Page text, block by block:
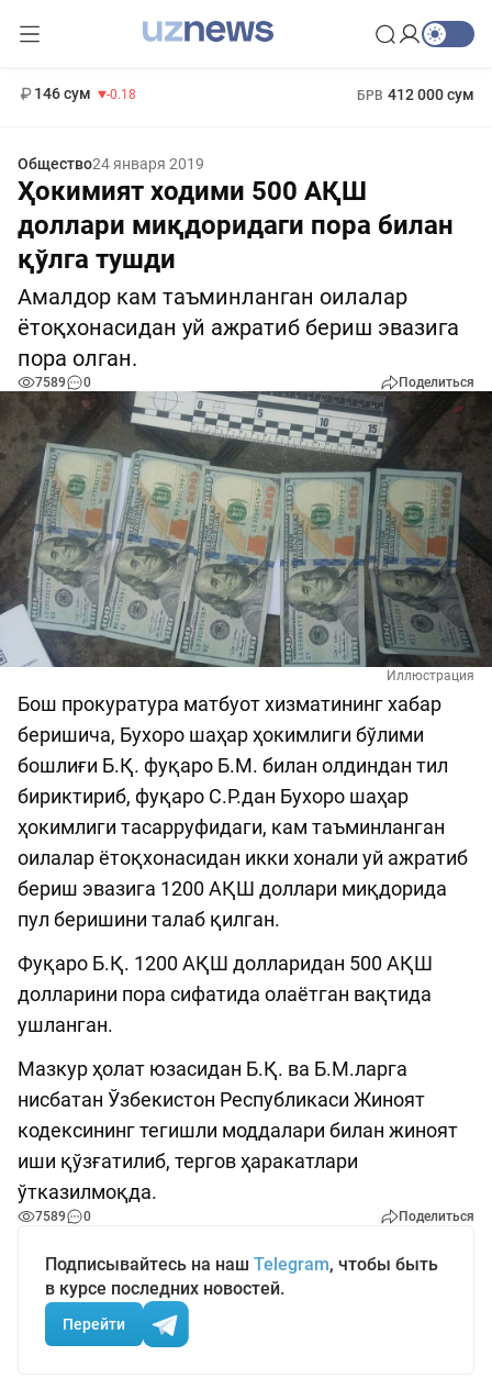
146 сум -0.18 БРВ 412 000 сум
Общество24 января 2019
Ҳокимият ходими 500 АҚШ
доллари миқдоридаги пора билан
қўлга тушди
Амалдор кам таъминланган оилалар
ётоқхонасидан уй ажратиб бериш эвазига
пора олган.
7589 0 Поделиться
Иллюстрация
Бош прокуратура матбуот хизматининг хабар
беришича, Бухоро шаҳар ҳокимлиги бўлими
бошлиғи Б.Қ. фуқаро Б.М. билан олдиндан тил
бириктириб, фуқаро С.Р.дан Бухоро шаҳар
ҳокимлиги тасарруфидаги, кам таъминланган
оилалар ётоқхонасидан икки хонали уй ажратиб
бериш эвазига 1200 АҚШ доллари миқдорида
пул беришини талаб қилган.
Фуқаро Б.Қ. 1200 АҚШ долларидан 500 АҚШ
долларини пора сифатида олаётган вақтида
ушланган.
Мазкур ҳолат юзасидан Б.Қ. ва Б.М.ларга
нисбатан Ўзбекистон Республикаси Жиноят
кодексининг тегишли моддалари билан жиноят
иши қўзғатилиб, тергов ҳаракатлари
ўтказилмоқда.
7589 0 Поделиться
Подписывайтесь на наш Telegram, чтобы быть
в курсе последних новостей.
Перейти